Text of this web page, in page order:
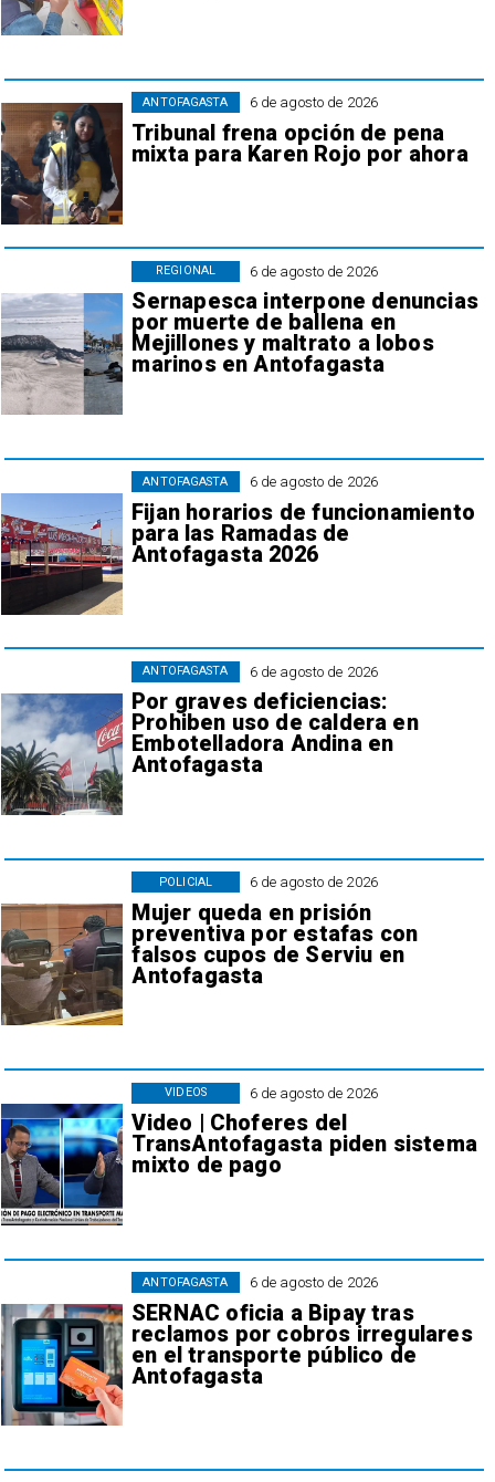
6 de agosto de 2026
Tribunal frena opción de pena
mixta para Karen Rojo por ahora
ANTOFAGASTA
6 de agosto de 2026
Sernapesca interpone denuncias
por muerte de ballena en
Mejillones y maltrato a lobos
marinos en Antofagasta
REGIONAL
6 de agosto de 2026
Fijan horarios de funcionamiento
para las Ramadas de
Antofagasta 2026
ANTOFAGASTA
6 de agosto de 2026
Por graves deficiencias:
Prohiben uso de caldera en
Embotelladora Andina en
Antofagasta
ANTOFAGASTA
6 de agosto de 2026
Mujer queda en prisión
preventiva por estafas con
falsos cupos de Serviu en
Antofagasta
POLICIAL
6 de agosto de 2026
Video | Choferes del
TransAntofagasta piden sistema
mixto de pago
VIDEOS
6 de agosto de 2026
SERNAC oficia a Bipay tras
reclamos por cobros irregulares
en el transporte público de
Antofagasta
ANTOFAGASTA